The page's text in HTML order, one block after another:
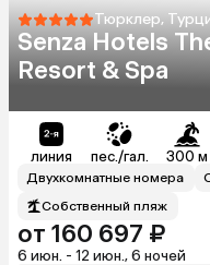
Тюрклер,
Senza Hotels
Resort & Spa
линия пес./гал. 300 м
Двухкомнатные номера
Собственный пляж
от 160 697 ₽
6 июн. - 12 июн., 6 ночей